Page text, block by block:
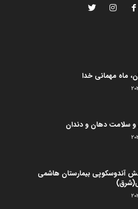
ماه مهمانی خدا
و سلامت دهان و دندان
آندوسکوپی بیمارستان هاشمی